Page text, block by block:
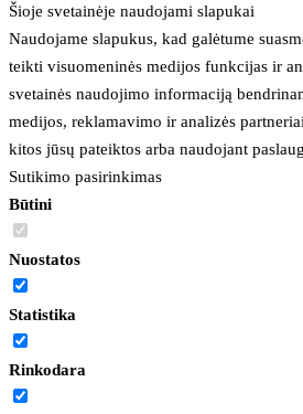
Šioje svetainėje naudojami slapukai
Naudojame slapukus, kad galėtume
teikti visuomeninės medijos funkcijas ir
svetainės naudojimo informaciją
medijos, reklamavimo ir analizės
kitos jūsų pateiktos arba naudojant
Sutikimo pasirinkimas
Būtini
Nuostatos
Statistika
Rinkodara